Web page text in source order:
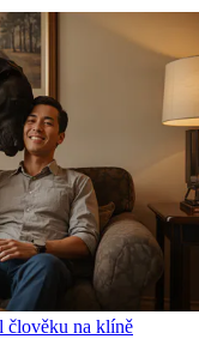
člověku na klíně